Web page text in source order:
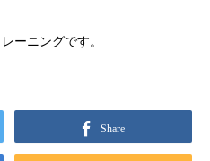
ーニングです。
Share